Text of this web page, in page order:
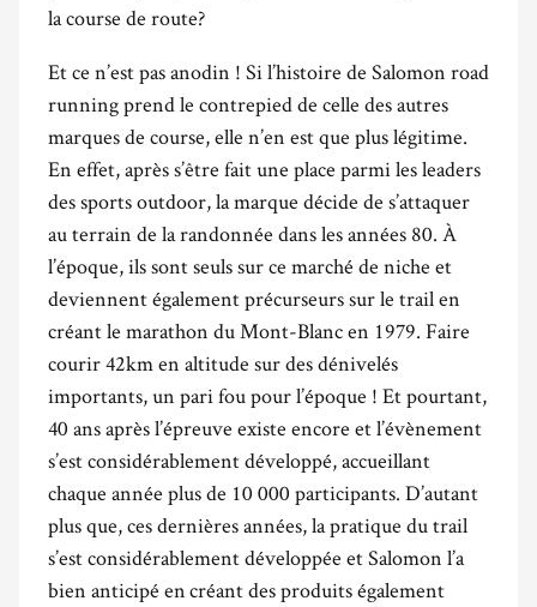
la course de route?
Et ce n’est pas anodin ! Si l’histoire de Salomon road
running prend le contrepied de celle des autres
marques de course, elle n’en est que plus légitime.
En effet, après s’être fait une place parmi les leaders
des sports outdoor, la marque décide de s’attaquer
au terrain de la randonnée dans les années 80. À
l’époque, ils sont seuls sur ce marché de niche et
deviennent également précurseurs sur le trail en
créant le marathon du Mont-Blanc en 1979. Faire
courir 42km en altitude sur des dénivelés
importants, un pari fou pour l’époque ! Et pourtant,
40 ans après l’épreuve existe encore et l’évènement
s’est considérablement développé, accueillant
chaque année plus de 10 000 participants. D’autant
plus que, ces dernières années, la pratique du trail
s’est considérablement développée et Salomon l’a
bien anticipé en créant des produits également